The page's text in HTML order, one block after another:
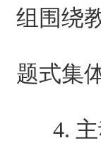
组围绕
题式集
4.